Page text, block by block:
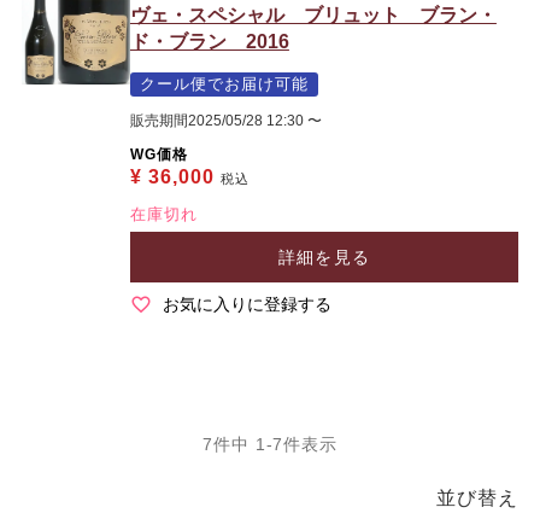
ヴェ・スペシャル ブリュット ブラン・
ド・ブラン 2016
クール便でお届け可能
販売期間2025/05/28 12:30 〜
WG価格
¥ 36,000 税込
在庫切れ
詳細を見る
お気に入りに登録する
並び替え
7件中 1 -7件表示